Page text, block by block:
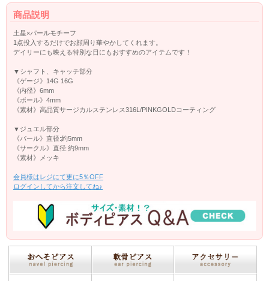
商品説明
土星×パールモチーフ
1点投入するだけでお顔周り華やかしてくれます。
デイリーにも映える特別な日にもおすすめのアイテムです！
▼シャフト、キャッチ部分
《ゲージ》14G 16G
《内径》6mm
《ボール》4mm
《素材》高品質サージカルステンレス316L/PINKGOLDコーティング
▼ジュエル部分
《パール》直径:約5mm
《サークル》直径:約9mm
《素材》メッキ
会員様はレジにて更に5％OFF
ログインしてから注文してね♪